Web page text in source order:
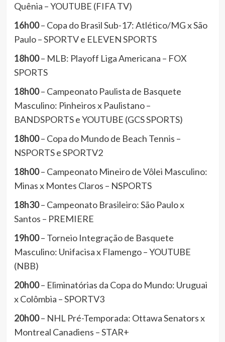
Quênia – YOUTUBE (FIFA TV)
16h00– Copa do Brasil Sub-17: Atlético/MG x São
Paulo – SPORTV e ELEVEN SPORTS
18h00– MLB: Playoff Liga Americana – FOX
SPORTS
18h00– Campeonato Paulista de Basquete
Masculino: Pinheiros x Paulistano –
BANDSPORTS e YOUTUBE (GCS SPORTS)
18h00– Copa do Mundo de Beach Tennis –
NSPORTS e SPORTV2
18h00– Campeonato Mineiro de Vôlei Masculino:
Minas x Montes Claros – NSPORTS
18h30– Campeonato Brasileiro: São Paulo x
Santos – PREMIERE
19h00– Torneio Integração de Basquete
Masculino: Unifacisa x Flamengo – YOUTUBE
(NBB)
20h00– Eliminatórias da Copa do Mundo: Uruguai
x Colômbia – SPORTV3
20h00– NHL Pré-Temporada: Ottawa Senators x
Montreal Canadiens – STAR+